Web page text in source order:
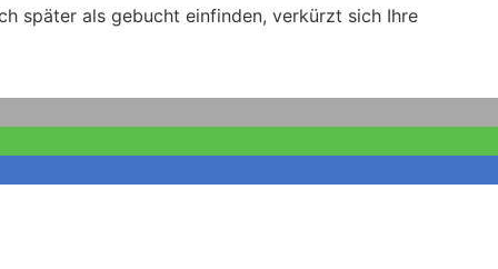
später als gebucht einfinden, verkürzt sich Ihre